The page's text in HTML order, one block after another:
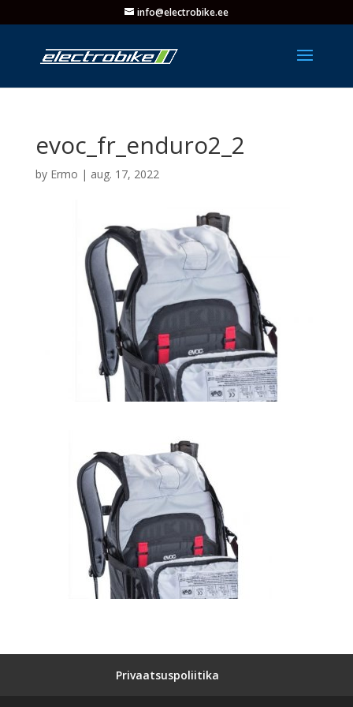
info@electrobike.ee
evoc_fr_enduro2_2
by Ermo | aug. 17, 2022
Privaatsuspoliitika